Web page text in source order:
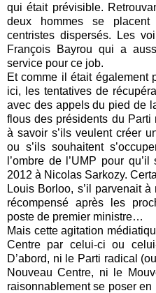
qui était prévisible.
deux hommes se
centristes dispersés. Les
François Bayrou qui a
service pour ce job.
Et comme il était également
ici, les tentatives de
avec des appels du pied de
flous des présidents du
à savoir s’ils veulent créer
ou s’ils souhaitent
l’ombre de l’UMP pour
2012 à Nicolas Sarkozy.
Louis Borloo, s’il parvenait
récompensé après les
poste de premier ministre…
Mais cette agitation
Centre par celui-ci ou
D’abord, ni le Parti radical
Nouveau Centre, ni le
raisonnablement se poser